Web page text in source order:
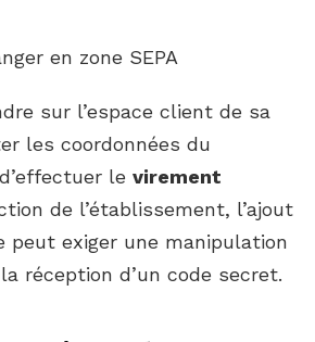
en zone SEPA
sur l’espace client de sa
les coordonnées du
le virement
de l’établissement, l’ajout
peut exiger une manipulation
réception d’un code secret.